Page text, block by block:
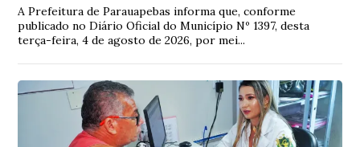
A Prefeitura de Parauapebas informa que, conforme
publicado no Diário Oficial do Município Nº 1397, desta
terça-feira, 4 de agosto de 2026, por mei...